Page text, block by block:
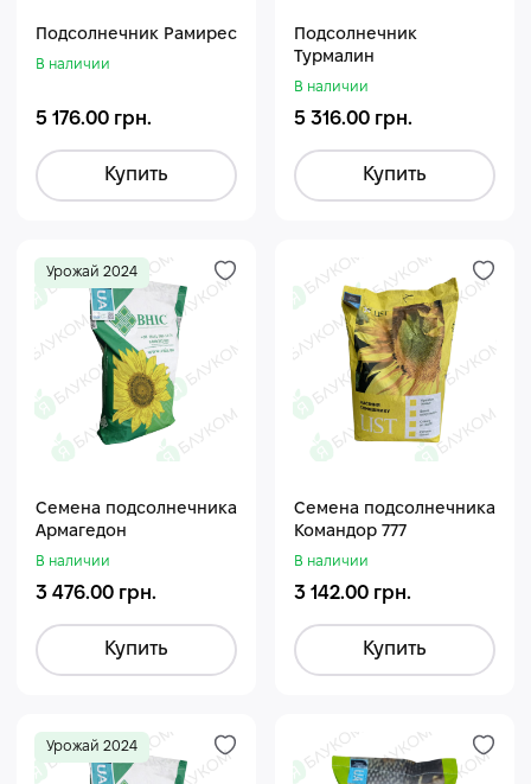
Подсолнечник Рамирес
В наличии
5 176.00 грн.
Купить
Подсолнечник
Турмалин
В наличии
5 316.00 грн.
Купить
Урожай 2024
Семена подсолнечника
Армагедон
В наличии
3 476.00 грн.
Купить
Семена подсолнечника
Командор 777
В наличии
3 142.00 грн.
Купить
Урожай 2024